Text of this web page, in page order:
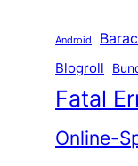
Android
Blogroll
Fatal
Online-